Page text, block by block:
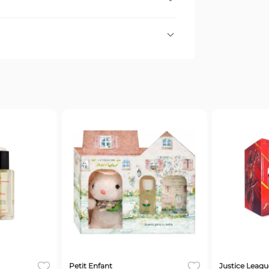
de azahares y gardenias, con
Petit Enfant Justice